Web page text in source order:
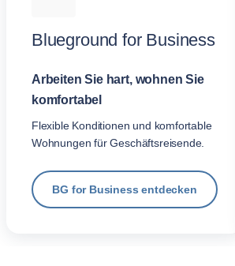
Blueground for Business
Arbeiten Sie hart, wohnen Sie
komfortabel
Flexible Konditionen und komfortable
Wohnungen für Geschäftsreisende.
BG for Business entdecken